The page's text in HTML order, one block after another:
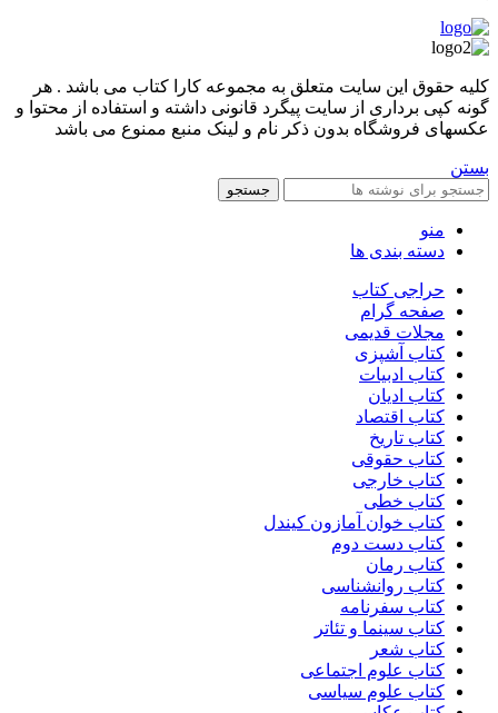
کليه حقوق اين سايت متعلق به مجموعه کارا کتاب می باشد . هر
گونه کپی برداری از سایت پیگرد قانونی داشته و استفاده از محتوا و
عکسهای فروشگاه بدون ذکر نام و لینک منبع ممنوع می باشد
بستن
جستجو
منو
دسته بندی ها
حراجی کتاب
صفحه گرام
مجلات قدیمی
کتاب آشپزی
کتاب ادبیات
کتاب ادیان
کتاب اقتصاد
کتاب تاریخ
کتاب حقوقی
کتاب خارجی
کتاب خطی
کتاب خوان آمازون کیندل
کتاب دست دوم
کتاب رمان
کتاب روانشناسی
کتاب سفرنامه
کتاب سینما و تئاتر
کتاب شعر
کتاب علوم اجتماعی
کتاب علوم سیاسی